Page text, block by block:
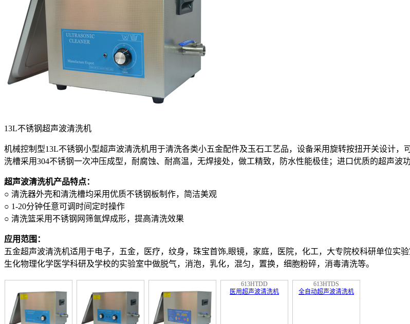
13L不锈钢超声波清洗机
机械控制型13L不锈钢小型超声波清洗机用于清洗各类小五金配件及玉石工艺品，设备采用旋转按扭开关设计
洗槽采用304不锈钢一次冲压成型，耐腐蚀、耐高温，无焊接处，做工精致，防水性能极佳；进口优质的超声波
超声波清洗机产品特点：
○ 清洗器外壳和清洗槽均采用优质不锈钢板制作，简洁美观
○ 1-20分钟任意可调时间定时操作
○ 清洗篮采用不锈钢网筛氩焊成形，提高清洗效果
应用范围：
五金超声波清洗机适用于电子，五金，医疗，纹身，珠宝首饰,眼镜，家庭，医院，化工，大专院校科研单位实
生化物理化学医学科研及学校的实验室中做脱气，消泡，乳化，混匀，置换，细胞粉碎，消毒清洗等。
613HTDD
医用超声波清洗机
613HTDS
全自动超声波清洗机